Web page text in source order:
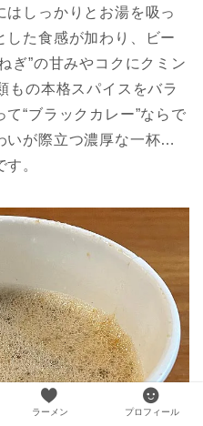
しっかりとお湯を吸っ
した食感が加わり、ビー
ぎ”の甘みやコクにクミン
もの本格スパイスをバラ
“ブラックカレー”ならで
いが際立つ濃厚な一杯…
。
ラーメン プロフィール